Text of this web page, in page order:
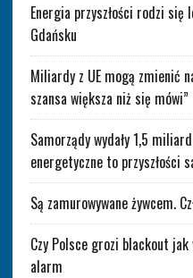
Energia przyszłości rodzi się
Gdańsku
Miliardy z UE mogą zmienić
szansa większa niż się mówi”
Samorządy wydały 1,5
energetyczne to przyszłości
Są zamurowywane żywcem.
Czy Polsce grozi blackout
alarm